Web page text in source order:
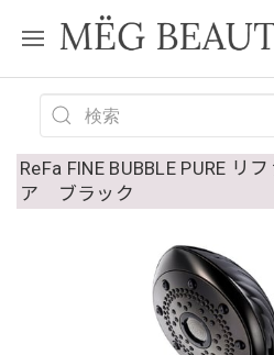
ReFa FINE BUBBLE PURE リ
ア ブラック